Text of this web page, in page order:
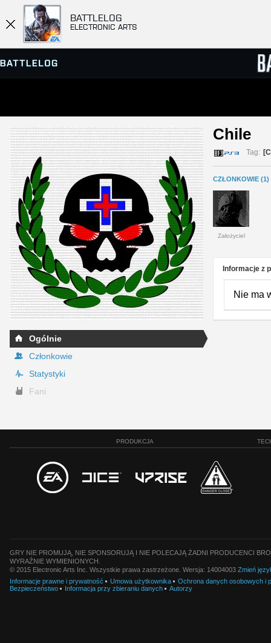
BATTLELOG
ELECTRONIC ARTS
PRZEGLĄDARKA SERWERÓW
GRY
Ogólnie
Członkowie
Statystyki
Fani
Chile
Tag:
CZŁONKOWIE (1)
Założyciel
Informacje z
Nie ma
PRODUKCJA
GRY NIE PROMUJĄ, NIE SPONSORUJĄ I NIE POLECAJĄ ŻADNI PRODUCENCI
WYRAŹNIE WYMIENIONYCH.
© 2015 Electronic Arts Inc. Wszystkie prawa zastrzeżone. Wersja: 14004003 Zmień
Informacje prawne i prywatność
Umowa użytkownika
Ochrona danych osobowych i
Bezpieczeństwo
Informacja przy zbieraniu danych Autorzy